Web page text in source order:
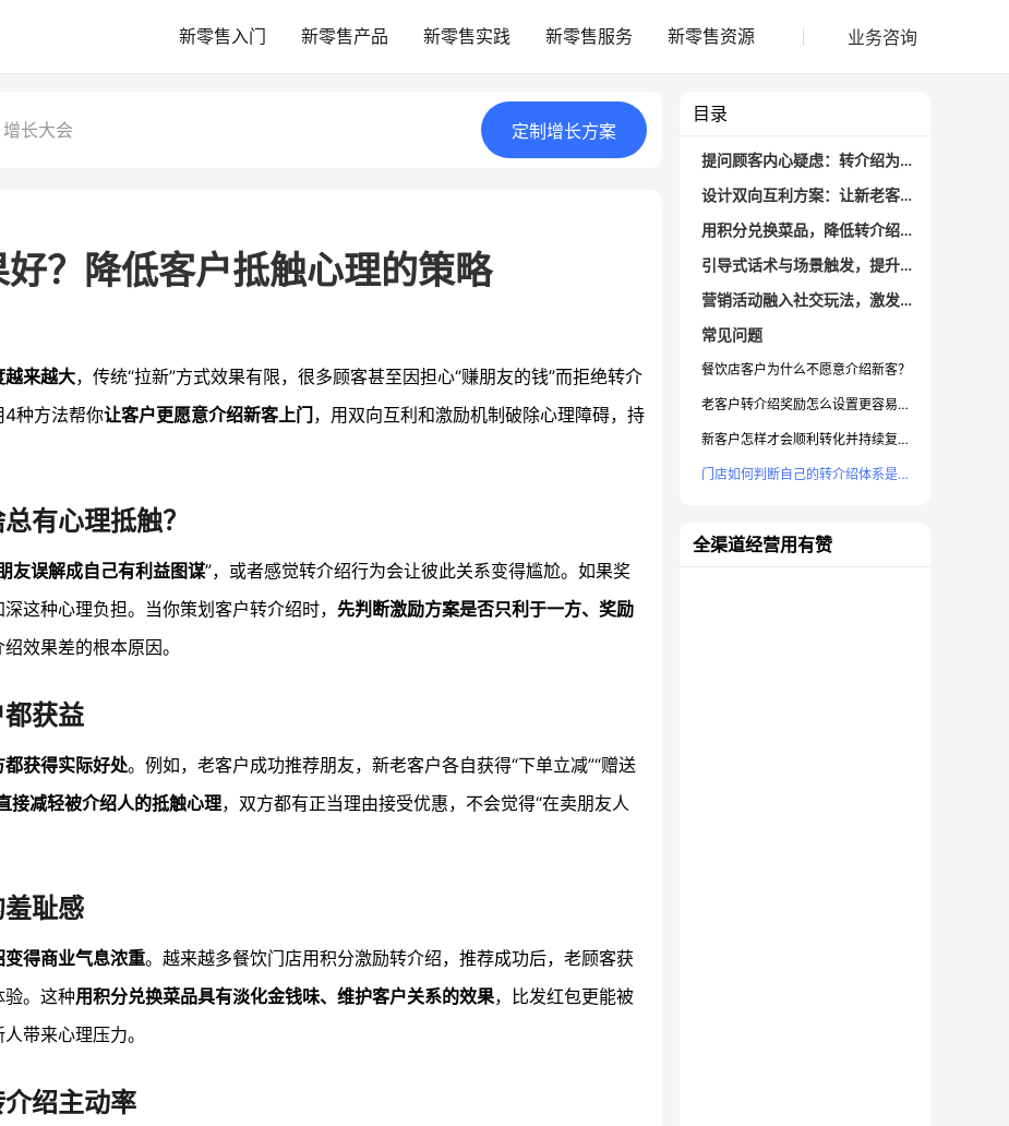
新零售入门 新零售产品 新零售实践 新零售服务 新零售资源 业务咨询
增长大会 定制 增长方案
？降低客户抵触心理的策略
越来越大，传统“拉新”方式效果有限，很多顾客甚至因担心“赚朋友的钱”而拒绝转介
4种方法帮你让客户更愿意介绍新客上门 ，用双向互利和激励机制破除心理障碍，持
有心理抵触？
友误解成自己有利益图谋”，或者感觉转介绍行为会让彼此关系变得尴尬。如果奖
这种心理负担。当你策划客户转介绍时， 先判断激励方案是否只利于一方、奖励
效果差的根本原因。
获益
获得实际好处。例如，老客户成功推荐朋友，新老客户各自获得“下单立减”“赠送
接减轻被介绍人的抵触心理，双方都有正当理由接受优惠，不会觉得“在卖朋友人
耻感
得商业气息浓重。越来越多餐饮门店用积分激励转介绍，推荐成功后，老顾客获
。这种用积分兑换菜品具有淡化金钱味、维护客户关系的效果，比发红包更能被
带来心理压力。
绍主动率
目录
提问顾客内心疑虑：转介绍为啥总有心理抵触？
设计双向互利方案：让新老客户都获益
用积分兑换菜品，降低转介绍的羞耻感
引导式话术与场景触发，提升转介绍主动率
营销活动融入社交玩法，激发裂变增长
常见问题
餐饮店客户为什么不愿意介绍新客？
老客户转介绍奖励怎么设置更容易被接受？
新客户怎样才会顺利转化并持续复购？
门店如何判断自己的转介绍体系是否有效？
全渠道经营用有赞